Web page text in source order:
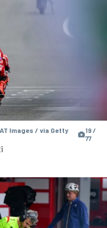
Images / via Getty
19 /
77